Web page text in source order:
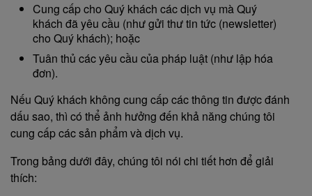
Cung cấp cho Quý khách các dịch vụ mà Quý
khách đã yêu cầu (như gửi thư tin tức (newsletter)
cho Quý khách); hoặc
Tuân thủ các yêu cầu của pháp luật (như lập hóa
đơn).
Nếu Quý khách không cung cấp các thông tin được đánh
dấu sao, thì có thể ảnh hưởng đến khả năng chúng tôi
cung cấp các sản phẩm và dịch vụ.
Trong bảng dưới đây, chúng tôi nói chi tiết hơn để giải
thích: